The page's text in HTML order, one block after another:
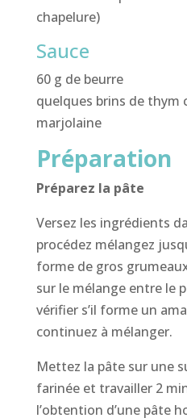
chapelure)
Sauce
60 g de beurre
quelques brins de thym
marjolaine
Préparation
Préparez la pâte
Versez les ingrédients
procédez mélangez
forme de gros
sur le mélange entre le
vérifier s’il forme un
continuez à mélanger.
Mettez la pâte sur une
farinée et travailler 2
l’obtention d’une pâte